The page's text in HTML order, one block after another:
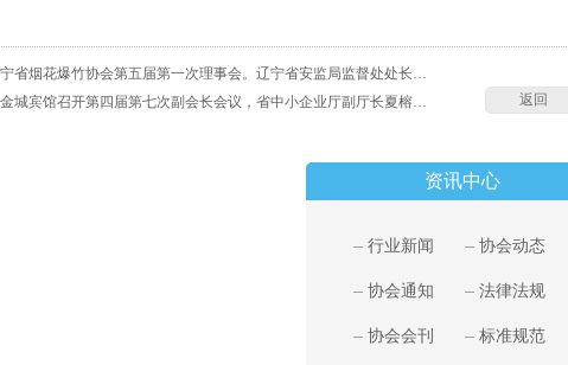
返回
省烟花爆竹协会第五届第一次理事会。辽宁省安监局监督处处长…
城宾馆召开第四届第七次副会长会议，省中小企业厅副厅长夏榕…
资讯中心
行业新闻 协会动态
协会通知 法律法规
协会会刊 标准规范